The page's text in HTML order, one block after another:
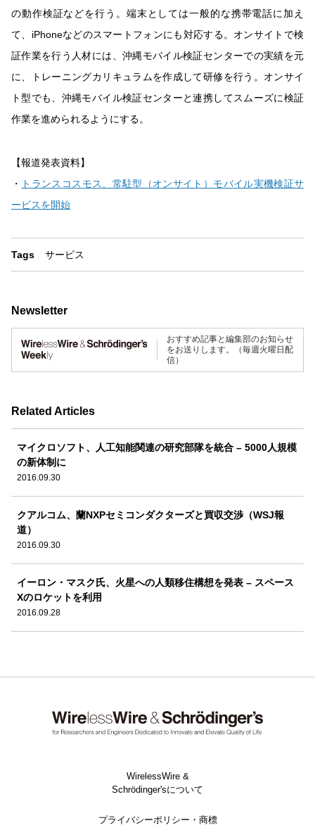
の動作検証などを行う。端末としては一般的な携帯電話に加え
て、iPhoneなどのスマートフォンにも対応する。オンサイトで検
証作業を行う人材には、沖縄モバイル検証センターでの実績を元
に、トレーニングカリキュラムを作成して研修を行う。オンサイ
ト型でも、沖縄モバイル検証センターと連携してスムーズに検証
作業を進められるようにする。
【報道発表資料】
・
トランスコスモス、常駐型（オンサイト）モバイル実機検証サ
ービスを開始
Tags サービス
Newsletter
おすすめ記事と編集部のお知らせ
をお送りします。（毎週火曜日配
信）
Related Articles
マイクロソフト、人工知能関連の研究部隊を統合 – 5000人規模
の新体制に
2016.09.30
クアルコム、蘭NXPセミコンダクターズと買収交渉（WSJ報
道）
2016.09.30
イーロン・マスク氏、火星への人類移住構想を発表 – スペース
Xのロケットを利用
2016.09.28
WirelessWire &
Schrödinger'sについて
プライバシーポリシー・商標